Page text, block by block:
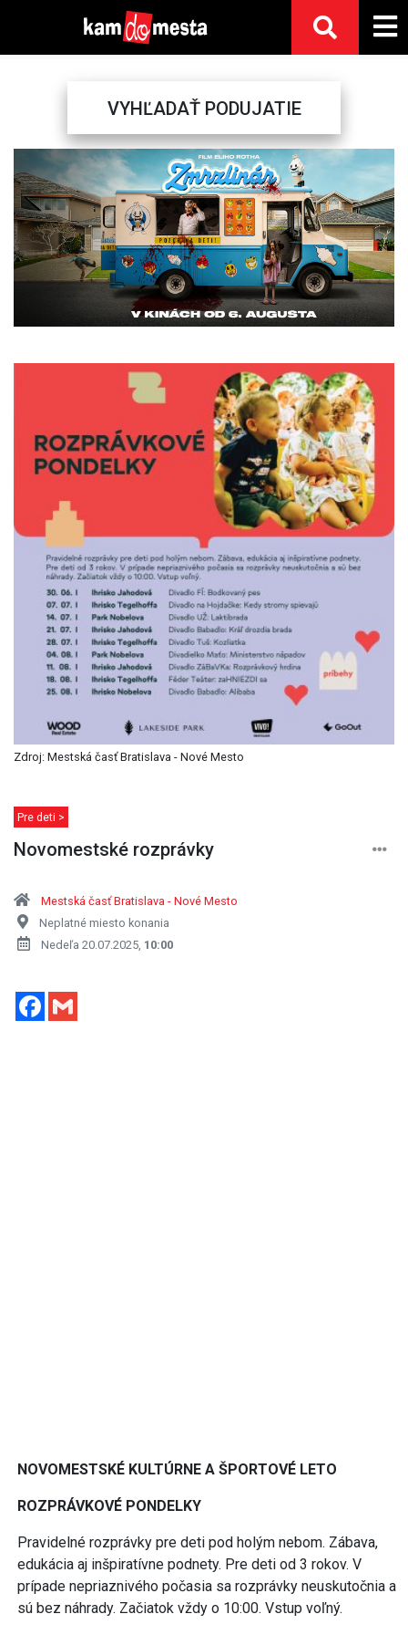
VYHĽADAŤ PODUJATIE
Previous Next
Zdroj: Mestská časť Bratislava - Nové Mesto
Pre deti >
Novomestské rozprávky
Mestská časť Bratislava - Nové Mesto
Neplatné miesto konania
Nedeľa 20.07.2025, 10:00
Facebook
NOVOMESTSKÉ KULTÚRNE A ŠPORTOVÉ LETO
ROZPRÁVKOVÉ PONDELKY
Pravidelné rozprávky pre deti pod holým nebom. Zábava,
edukácia aj inšpiratívne podnety. Pre deti od 3 rokov. V
prípade nepriaznivého počasia sa rozprávky neuskutočnia a
sú bez náhrady. Začiatok vždy o 10:00. Vstup voľný.